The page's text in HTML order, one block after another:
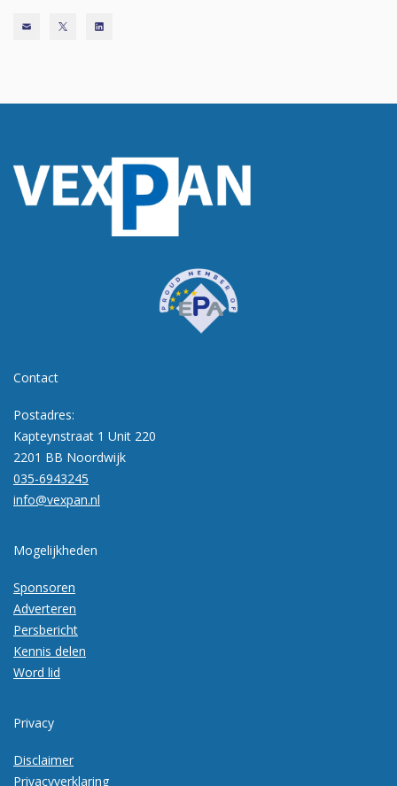
Contact
Postadres:
Kapteynstraat 1 Unit 220
2201 BB Noordwijk
035-6943245
info@vexpan.nl
Mogelijkheden
Sponsoren
Adverteren
Persbericht
Kennis delen
Word lid
Privacy
Disclaimer
Privacyverklaring